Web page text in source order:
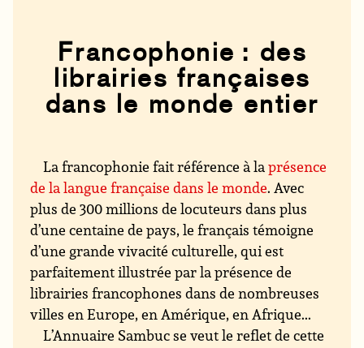
Francophonie : des
librairies françaises
dans le monde entier
La francophonie fait référence à laprésence
de la langue française dans le monde. Avec
plus de 300 millions de locuteurs dans plus
d’une centaine de pays, le français témoigne
d’une grande vivacité culturelle, qui est
parfaitement illustrée par la présence de
librairies francophones dans de nombreuses
villes en Europe, en Amérique, en Afrique...
L’Annuaire Sambuc se veut le reflet de cette